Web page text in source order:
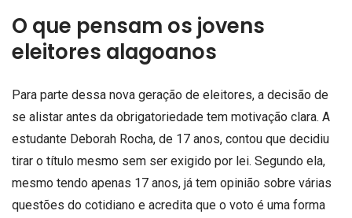
O que pensam os jovens
eleitores alagoanos
Para parte dessa nova geração de eleitores, a decisão de
se alistar antes da obrigatoriedade tem motivação clara. A
estudante Deborah Rocha, de 17 anos, contou que decidiu
tirar o título mesmo sem ser exigido por lei. Segundo ela,
mesmo tendo apenas 17 anos, já tem opinião sobre várias
questões do cotidiano e acredita que o voto é uma forma